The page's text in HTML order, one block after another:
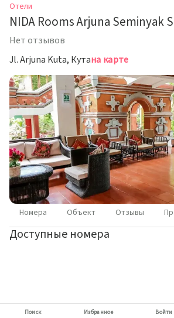
Отели
NIDA Rooms Arjuna Seminyak
Нет отзывов
Jl. Arjuna Kuta, Кутана карте
Номера Объект Отзывы
Доступные номера
Поиск Избранное Войти